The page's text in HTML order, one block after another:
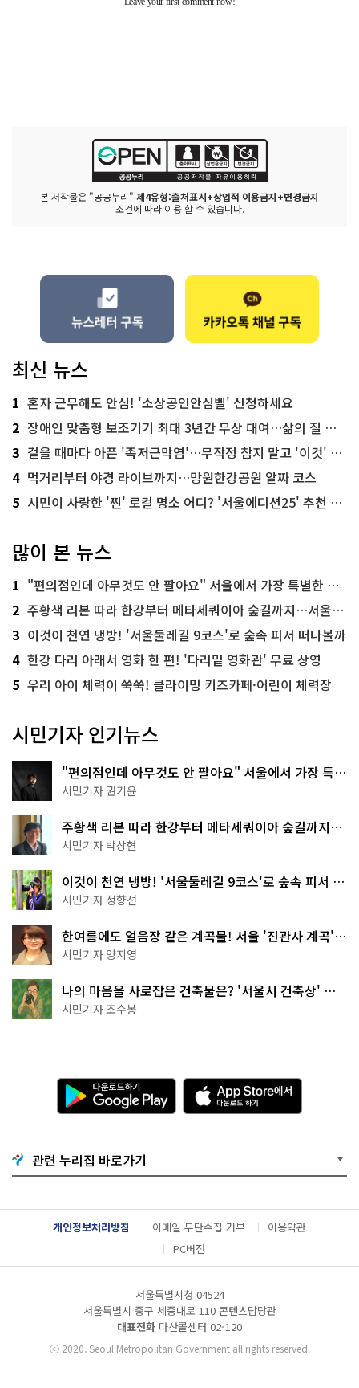
본 저작물은 "공공누리" 제4유형:출처표시+상업적 이용금지+변경금지
조건에 따라 이용 할 수 있습니다.
최신 뉴스
1 혼자 근무해도 안심! '소상공인안심벨' 신청하세요
2 장애인 맞춤형 보조기기 최대 3년간 무상 대여…삶의 질 높인다
3 걸을 때마다 아픈 '족저근막염'…무작정 참지 말고 '이것' 해보세요!
4 먹거리부터 야경 라이브까지…망원한강공원 알짜 코스
5 시민이 사랑한 '찐' 로컬 명소 어디? '서울에디션25' 추천 코스
많이 본 뉴스
1 "편의점인데 아무것도 안 팔아요" 서울에서 가장 특별한 편의점의 정체
2 주황색 리본 따라 한강부터 메타세쿼이아 숲길까지…서울둘레길 15코스
3 이것이 천연 냉방! '서울둘레길 9코스'로 숲속 피서 떠나볼까
4 한강 다리 아래서 영화 한 편! '다리밑 영화관' 무료 상영
5 우리 아이 체력이 쑥쑥! 클라이밍 키즈카페·어린이 체력장
시민기자 인기뉴스
"편의점인데 아무것도 안 팔아요" 서울에서 가장 특별
한 편의점의 정체
시민기자 권기윤
주황색 리본 따라 한강부터 메타세쿼이아 숲길까지…
서울둘레길 15코스
시민기자 박상현
이것이 천연 냉방! '서울둘레길 9코스'로 숲속 피서 떠
나볼까
시민기자 정향선
한여름에도 얼음장 같은 계곡물! 서울 '진관사 계곡'이
천국이네~
시민기자 양지영
나의 마음을 사로잡은 건축물은? '서울시 건축상' 수
상작 공개!
시민기자 조수봉
다
운
로
기
G
o
g
l
e
l
A
p
p
e
서
다
운
드
관련 누리집 바로가기
개인정보처리방침 이메일 무단수집 거부
이용약관
PC버전
서울특별시청 04524
서울특별시 중구 세종대로 110 콘텐츠담당관
대표전화 다산콜센터 02-120
ⓒ2020. Seoul Metropolitan Government all rights reserved.